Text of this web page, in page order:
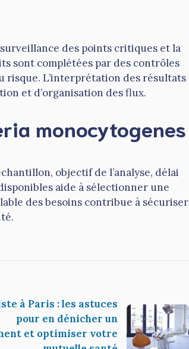
des points critiques et la
sont complétées par des contrôles
risque. L’interprétation des résultats
et d’organisation des flux.
monocytogenes
objectif de l’analyse, délai
aide à sélectionner une
des besoins contribue à sécuriser
à Paris : les astuces
pour en dénicher un
et optimiser votre